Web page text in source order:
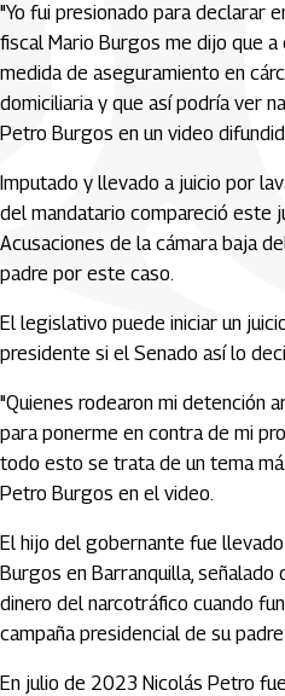
"Yo fui presionado para declarar
fiscal Mario Burgos me dijo que a
medida de aseguramiento en
domiciliaria y que así podría ver
Petro Burgos en un video
Imputado y llevado a juicio por
del mandatario compareció este
Acusaciones de la cámara baja
padre por este caso.
El legislativo puede iniciar un
presidente si el Senado así lo
"Quienes rodearon mi detención
para ponerme en contra de mi
todo esto se trata de un tema
Petro Burgos en el video.
El hijo del gobernante fue
Burgos en Barranquilla,
dinero del narcotráfico cuando
campaña presidencial de su
En julio de 2023 Nicolás Petro